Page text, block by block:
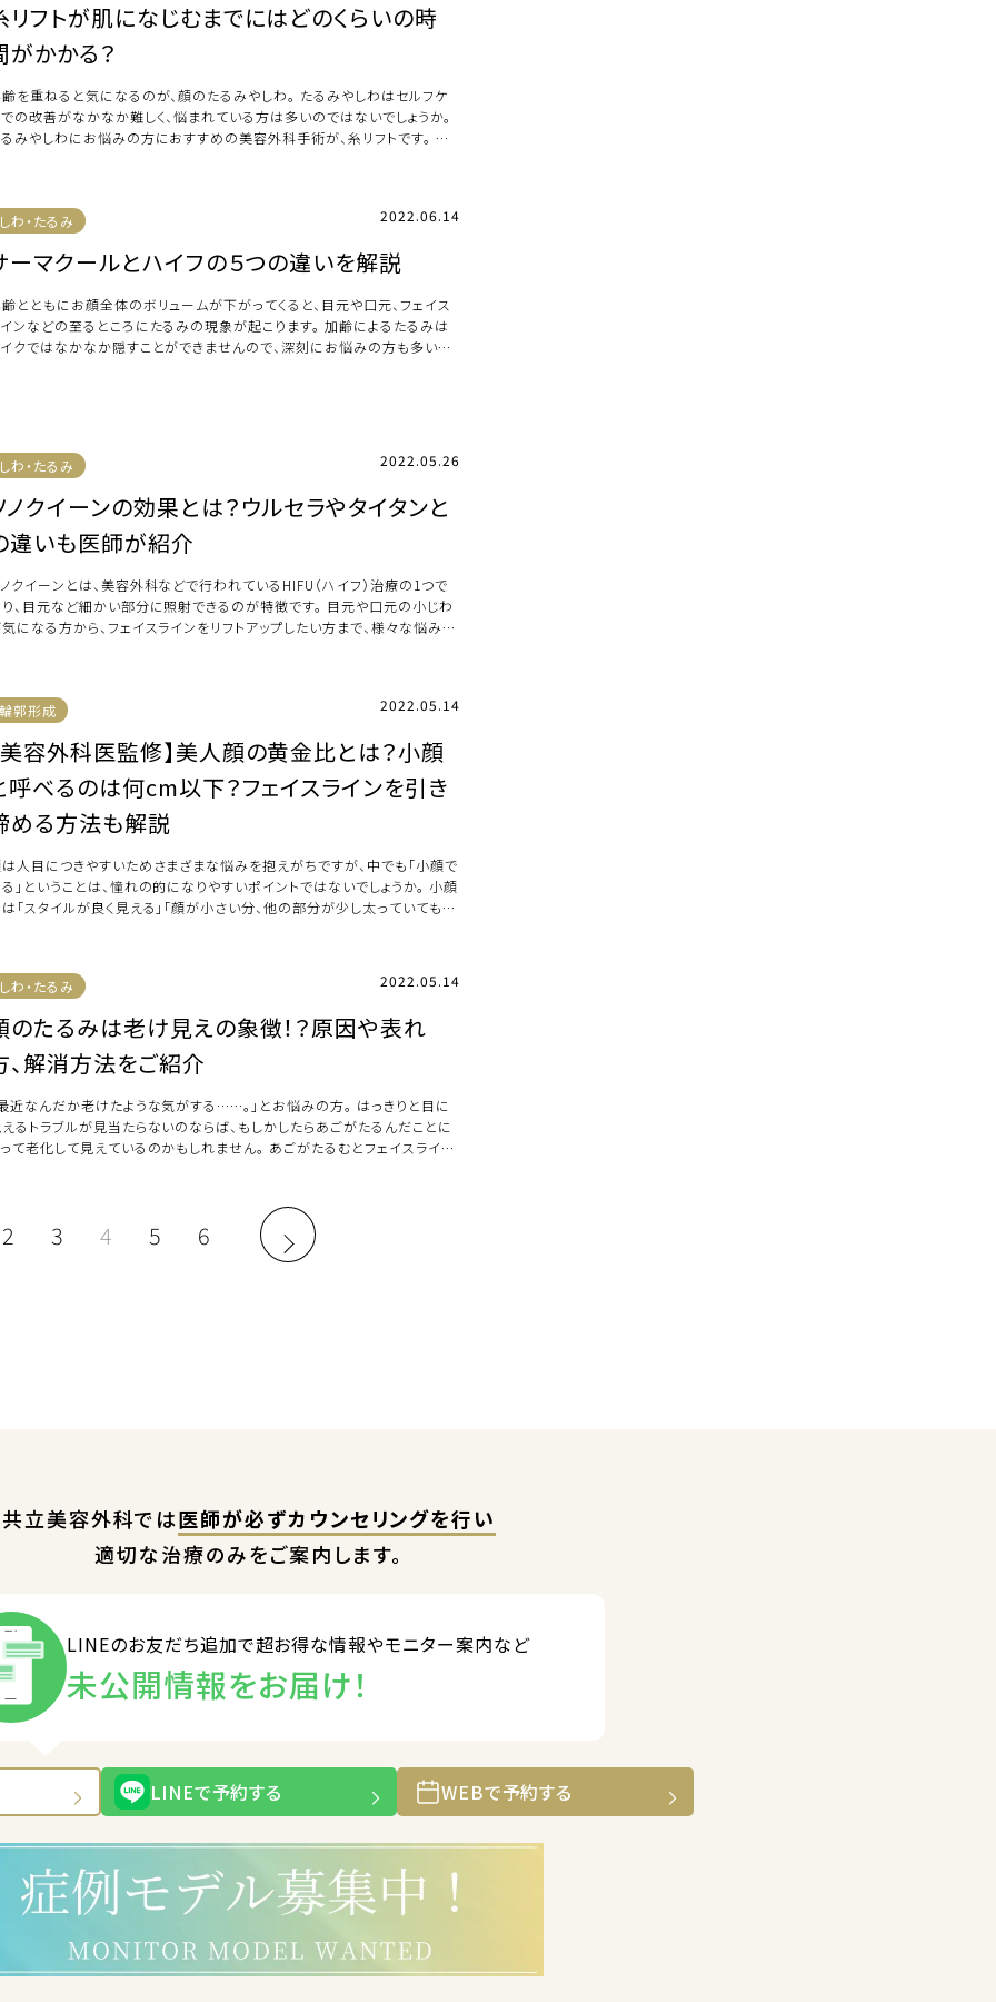
リフトが肌になじむまでにはどのくらいの時
がかかる？
を重ねると気になるのが、顔のたるみやしわ。 たるみやしわはセルフケ
の改善がなかなか難しく、悩まれている方は多いのではないでしょうか。
みやしわにお悩みの方におすすめの美容外科手術が、糸リフトです。 糸
しわ・たるみ 2022.06.14
ーマクールとハイフの５つの違いを解説
とともにお顔全体のボリュームが下がってくると、目元や口元、フェイス
ンなどの至るところにたるみの現象が起こります。 加齢によるたるみは
クではなかなか隠すことができませんので、深刻にお悩みの方も多いの
しわ・たるみ 2022.05.26
ノクイーンの効果とは？ウルセラやタイタンと
違いも医師が紹介
クイーンとは、美容外科などで行われているHIFU（ハイフ）治療の1つで
、目元など細かい部分に照射できるのが特徴です。 目元や口元の小じわ
になる方から、フェイスラインをリフトアップしたい方まで、様々な悩みに
輪郭形成 2022.05.14
美容外科医監修】美人顔の黄金比とは？小顔
呼べるのは何cm以下？フェイスラインを引き
める方法も解説
人目につきやすいためさまざまな悩みを抱えがちですが、中でも「小顔で
」ということは、憧れの的になりやすいポイントではないでしょうか。 小顔
「スタイルが良く見える」「顔が小さい分、他の部分が少し太っていても痩
しわ・たるみ 2022.05.14
のたるみは老け見えの象徴！？原因や表れ
、解消方法をご紹介
近なんだか老けたような気がする……。」とお悩みの方。 はっきりと目に
るトラブルが見当たらないのならば、もしかしたらあごがたるんだことに
て老化して見えているのかもしれません。 あごがたるむとフェイスライン
2 3 4 5 6
共立美容外科では医師が必ずカウンセリングを行い
適切な治療のみをご案内します。
LINEのお友だち追加で超お得な情報やモニター案内など
未公開情報をお届け！
LINEで予約する WEBで予約する